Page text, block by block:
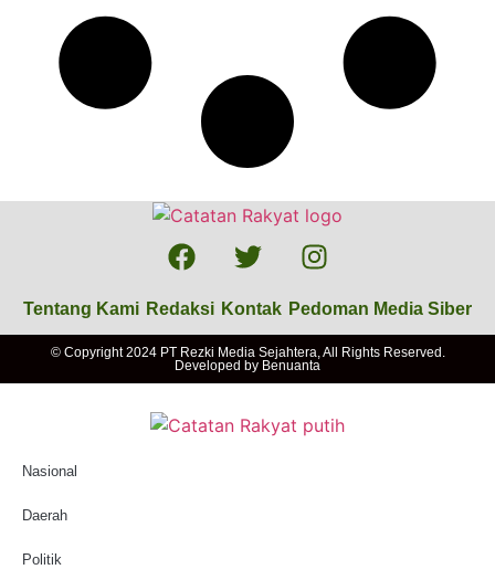
Tentang Kami Redaksi Kontak Pedoman Media Siber
© Copyright 2024 PT Rezki Media Sejahtera, All Rights Reserved.
Developed by Benuanta
Nasional
Daerah
Politik